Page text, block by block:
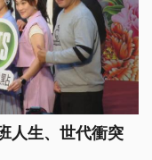
人生、世代衝突